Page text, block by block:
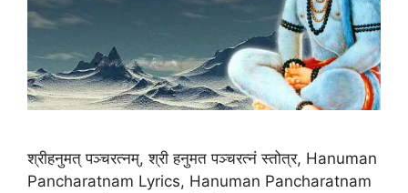
श्रीहनुमत् पञ्चरत्नम्, श्री हनुमत पञ्चरत्नं स्तोत्र, Hanuman
Pancharatnam Lyrics, Hanuman Pancharatnam